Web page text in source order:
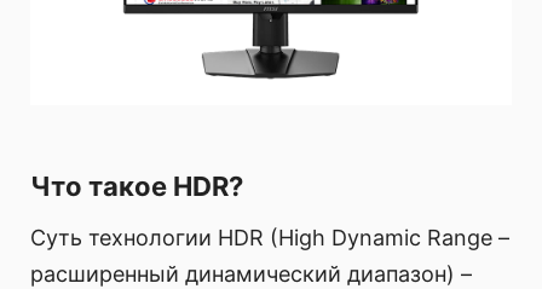
Что такое HDR?
Суть технологии HDR (High Dynamic Range –
расширенный динамический диапазон) –